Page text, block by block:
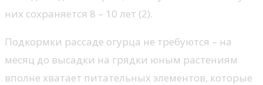
них сохраняется 8 – 10 лет (2).
Подкормки рассаде огурца не требуются – на
месяц до высадки на грядки юным растениям
вполне хватает питательных элементов, которые